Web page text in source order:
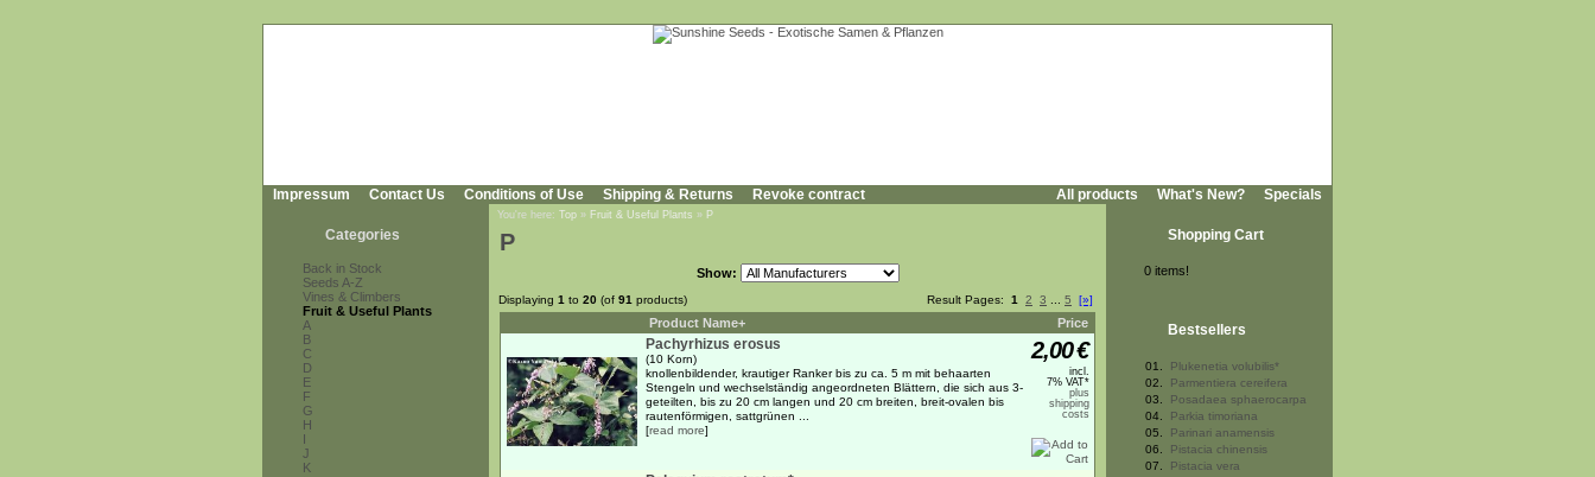
Impressum Contact Us Conditions of Use Shipping & Returns Revoke contract All products What's New? Specials
Categories
Back in Stock
Seeds A-Z
Vines & Climbers
Fruit & Useful Plants
A
B
C
D
E
F
G
H
I
J
K
You're here: Top » Fruit & Useful Plants » P
P
Show:
Displaying 1 to 20 (of 91 products) Result Pages: 1 2 3 5 [»]
Product Name+ Price
Pachyrhizus erosus
(10 Korn)
knollenbildender, krautiger Ranker bis zu ca. 5 m mit behaarten
Stengeln und wechselständig angeordneten Blättern, die sich aus 3-
geteilten, bis zu 20 cm langen und 20 cm breiten, breit-ovalen bis
rautenförmigen, sattgrünen ...
[read more]
2,00€
incl.
7% VAT*
plus
shipping
costs
Shopping Cart
0 items!
Bestsellers
01.
Plukenetia volubilis*
02.
Parmentiera cereifera
03.
Posadaea sphaerocarpa
04.
Parkia timoriana
05.
Parinari anamensis
06.
Pistacia chinensis
07.
Pistacia vera